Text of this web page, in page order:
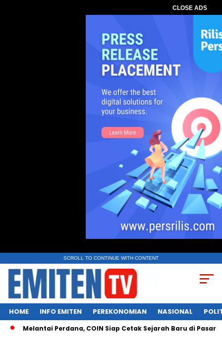
CLOSE ADS
SCROLL TO CONTINUE WITH CONTENT
HOME INFO EMITEN PEREKONOMIAN NASIONAL
Melantai Perdana, COIN Siap Cetak Sejarah Baru di Pasar Aset